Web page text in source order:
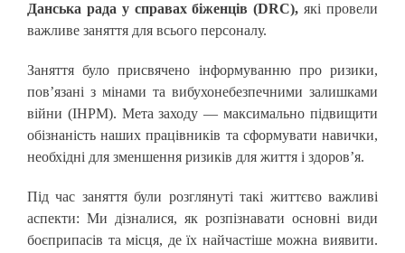
Данська рада у справах біженців (DRC), які провели
важливе заняття для всього персоналу.
Заняття було присвячено інформуванню про ризики,
пов’язані з мінами та вибухонебезпечними залишками
війни (ІНРМ). Мета заходу — максимально підвищити
обізнаність наших працівників та сформувати навички,
необхідні для зменшення ризиків для життя і здоров’я.
Під час заняття були розглянуті такі життєво важливі
аспекти: Ми дізналися, як розпізнавати основні види
боєприпасів та місця, де їх найчастіше можна виявити.